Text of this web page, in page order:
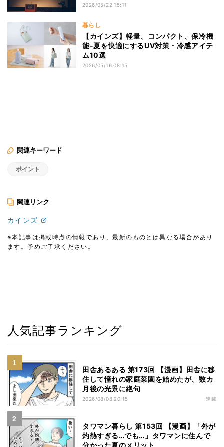
2026/05/22 15:11
暮らし
【カインズ】軽量、コンパクト、保冷機
能‐夏を快適にするUV対策・冷感アイテ
ム10選
2026/05/16 08:15
関連キーワード
ポイント
関連リンク
カインズ
※本記事は掲載時点の情報であり、最新のものとは異なる場合があり
ます。予めご了承ください。
人気記事ランキング
田舎あるある 第173回 【漫画】田舎に移
住して憧れの家庭菜園を始めたが、数カ
月後の光景に絶句
2026/08/08 20:15 連載
タワマン暮らし 第153回 【漫画】「外が
灼熱すぎる…でも…」タワマンに住んで